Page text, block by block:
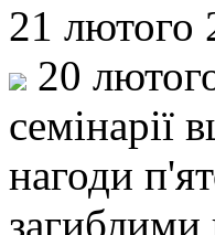
21 лютого
20
семінарії
нагоди
загиблими